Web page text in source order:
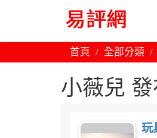
首頁 全部分類
小薇兒
玩